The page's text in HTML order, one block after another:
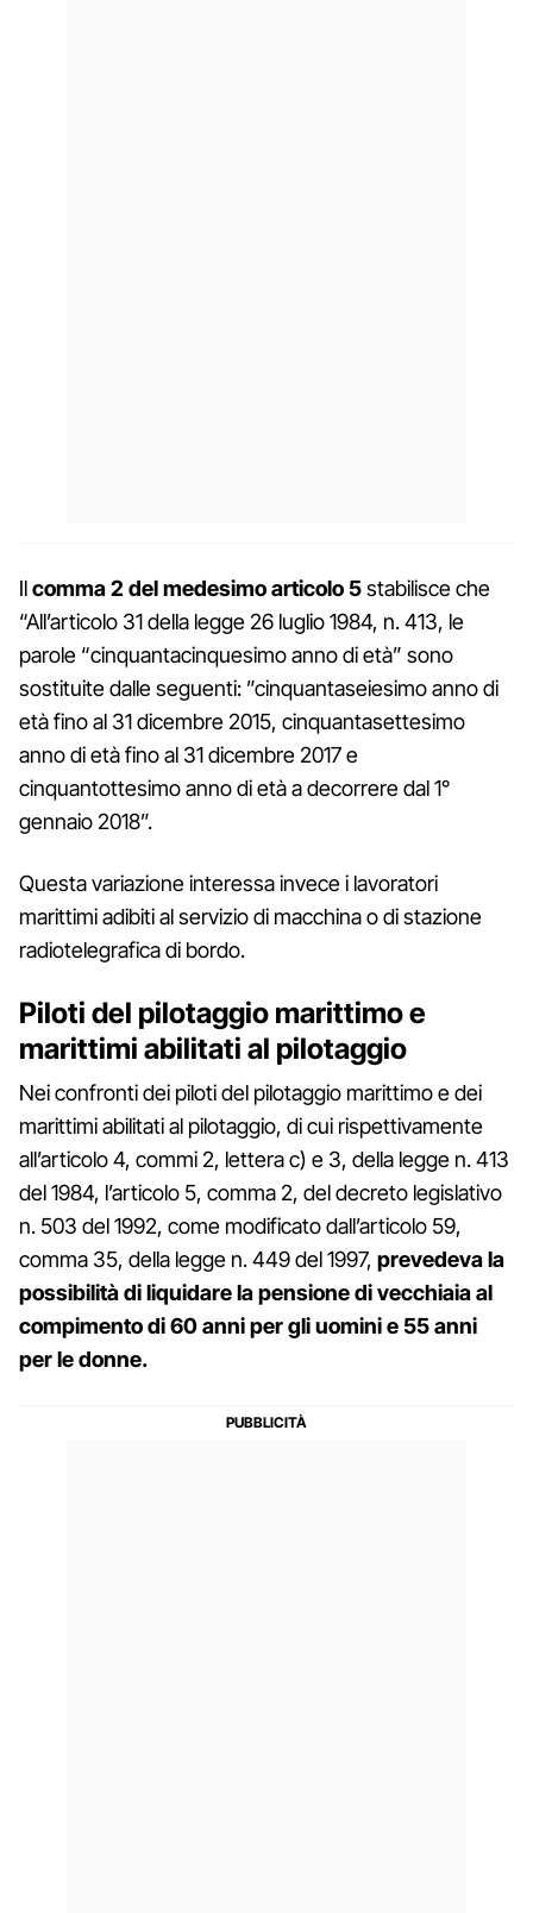
Ilcomma 2 del medesimo articolo 5stabilisce che
“All’articolo 31 della legge 26 luglio 1984, n. 413, le
parole “cinquantacinquesimo anno di età” sono
sostituite dalle seguenti: ”cinquantaseiesimo anno di
età fino al 31 dicembre 2015, cinquantasettesimo
anno di età fino al 31 dicembre 2017 e
cinquantottesimo anno di età a decorrere dal 1°
gennaio 2018”.
Questa variazione interessa invece i lavoratori
marittimi adibiti al servizio di macchina o di stazione
radiotelegrafica di bordo.
Piloti del pilotaggio marittimo e
marittimi abilitati al pilotaggio
Nei confronti dei piloti del pilotaggio marittimo e dei
marittimi abilitati al pilotaggio, di cui rispettivamente
all’articolo 4, commi 2, lettera c) e 3, della legge n. 413
del 1984, l’articolo 5, comma 2, del decreto legislativo
n. 503 del 1992, come modificato dall’articolo 59,
comma 35, della legge n. 449 del 1997, prevedeva la
possibilità di liquidare la pensione di vecchiaia al
compimento di 60 anni per gli uomini e 55 anni
per le donne.